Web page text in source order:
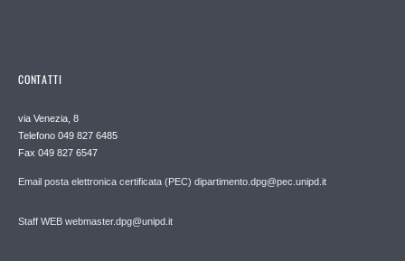
CONTATTI
via Venezia, 8
Telefono 049 827 6485
Fax 049 827 6547
Email posta elettronica certificata (PEC) dipartimento.dpg@pec.unipd.it
Staff WEB webmaster.dpg@unipd.it